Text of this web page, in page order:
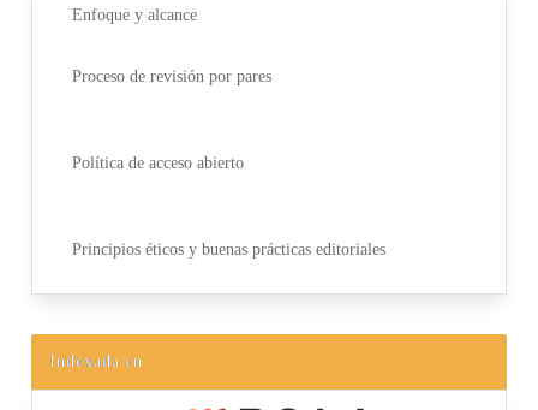
Enfoque y alcance
Proceso de revisión por pares
Política de acceso abierto
Principios éticos y buenas prácticas editoriales
Indexada en